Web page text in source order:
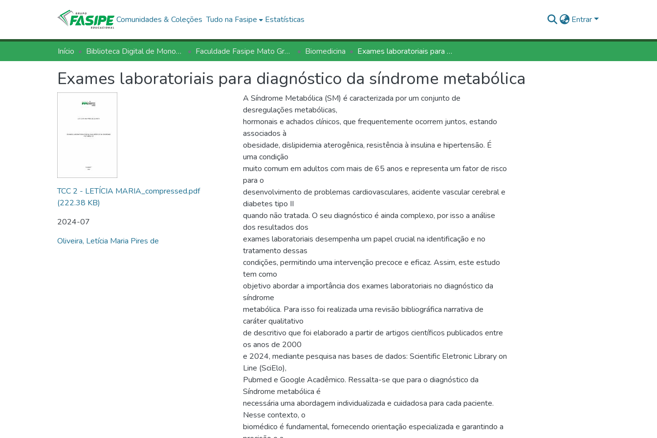
Comunidades & Coleções Tudo na Fasipe Estatísticas Entrar
Início Biblioteca Digital de Monografias - BDM/FASIPE Faculdade Fasipe Mato Grosso Biomedicina Exames laboratoriais para diagnóstico da síndrome metabólica
Exames laboratoriais para diagnóstico da síndrome metabólica
TCC 2 - LETÍCIA MARIA_compressed.pdf
(222.38 KB)
2024-07
Oliveira, Letícia Maria Pires de
A Síndrome Metabólica (SM) é caracterizada por um conjunto de
desregulações metabólicas,
hormonais e achados clínicos, que frequentemente ocorrem juntos, estando
associados à
obesidade, dislipidemia aterogênica, resistência à insulina e hipertensão. É
uma condição
muito comum em adultos com mais de 65 anos e representa um fator de risco
para o
desenvolvimento de problemas cardiovasculares, acidente vascular cerebral e
diabetes tipo II
quando não tratada. O seu diagnóstico é ainda complexo, por isso a análise
dos resultados dos
exames laboratoriais desempenha um papel crucial na identificação e no
tratamento dessas
condições, permitindo uma intervenção precoce e eficaz. Assim, este estudo
tem como
objetivo abordar a importância dos exames laboratoriais no diagnóstico da
síndrome
metabólica. Para isso foi realizada uma revisão bibliográfica narrativa de
caráter qualitativo
de descritivo que foi elaborado a partir de artigos científicos publicados entre
os anos de 2000
e 2024, mediante pesquisa nas bases de dados: Scientific Eletronic Library on
Line (SciElo),
Pubmed e Google Acadêmico. Ressalta-se que para o diagnóstico da
Síndrome metabólica é
necessária uma abordagem individualizada e cuidadosa para cada paciente.
Nesse contexto, o
biomédico é fundamental, fornecendo orientação especializada e garantindo a